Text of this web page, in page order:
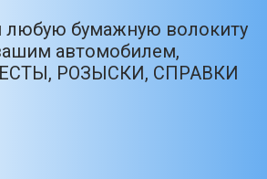
любую бумажную волокиту
автомобилем,
РОЗЫСКИ, СПРАВКИ